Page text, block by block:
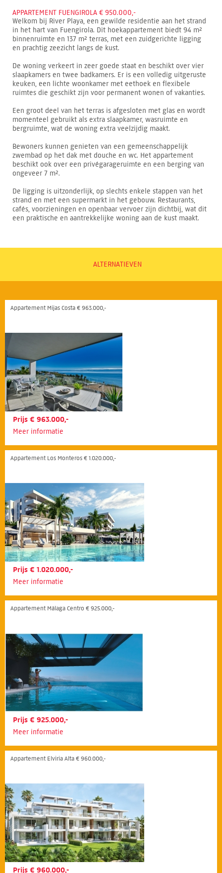
APPARTEMENT FUENGIROLA € 950.000,-
Welkom bij River Playa, een gewilde residentie aan het strand
in het hart van Fuengirola. Dit hoekappartement biedt 94 m²
binnenruimte en 137 m² terras, met een zuidgerichte ligging
en prachtig zeezicht langs de kust.
De woning verkeert in zeer goede staat en beschikt over vier
slaapkamers en twee badkamers. Er is een volledig uitgeruste
keuken, een lichte woonkamer met eethoek en flexibele
ruimtes die geschikt zijn voor permanent wonen of vakanties.
Een groot deel van het terras is afgesloten met glas en wordt
momenteel gebruikt als extra slaapkamer, wasruimte en
bergruimte, wat de woning extra veelzijdig maakt.
Bewoners kunnen genieten van een gemeenschappelijk
zwembad op het dak met douche en wc. Het appartement
beschikt ook over een privégarageruimte en een berging van
ongeveer 7 m².
De ligging is uitzonderlijk, op slechts enkele stappen van het
strand en met een supermarkt in het gebouw. Restaurants,
cafés, voorzieningen en openbaar vervoer zijn dichtbij, wat dit
een praktische en aantrekkelijke woning aan de kust maakt.
ALTERNATIEVEN
Appartement Mijas Costa € 963.000,-
Prijs € 963.000,-
Meer informatie
Appartement Los Monteros € 1.020.000,-
Prijs € 1.020.000,-
Meer informatie
Appartement Málaga Centro € 925.000,-
Prijs € 925.000,-
Meer informatie
Appartement Elviria Alta € 960.000,-
Prijs € 960.000,-